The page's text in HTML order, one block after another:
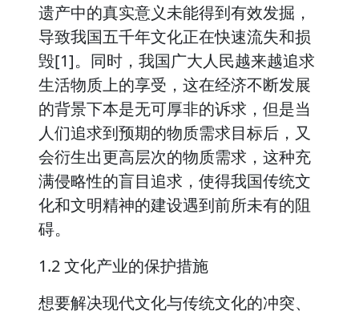
遗产中的真实意义未能得到有效发掘，
导致我国五千年文化正在快速流失和损
毁[1]。同时，我国广大人民越来越追求
生活物质上的享受，这在经济不断发展
的背景下本是无可厚非的诉求，但是当
人们追求到预期的物质需求目标后，又
会衍生出更高层次的物质需求，这种充
满侵略性的盲目追求，使得我国传统文
化和文明精神的建设遇到前所未有的阻
碍。
1.2 文化产业的保护措施
想要解决现代文化与传统文化的冲突、